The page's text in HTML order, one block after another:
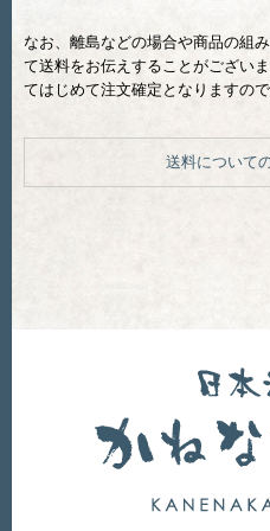
なお、離島などの場合や商品の組
て送料をお伝えすることがござい
てはじめて注文確定となりますの
送料について